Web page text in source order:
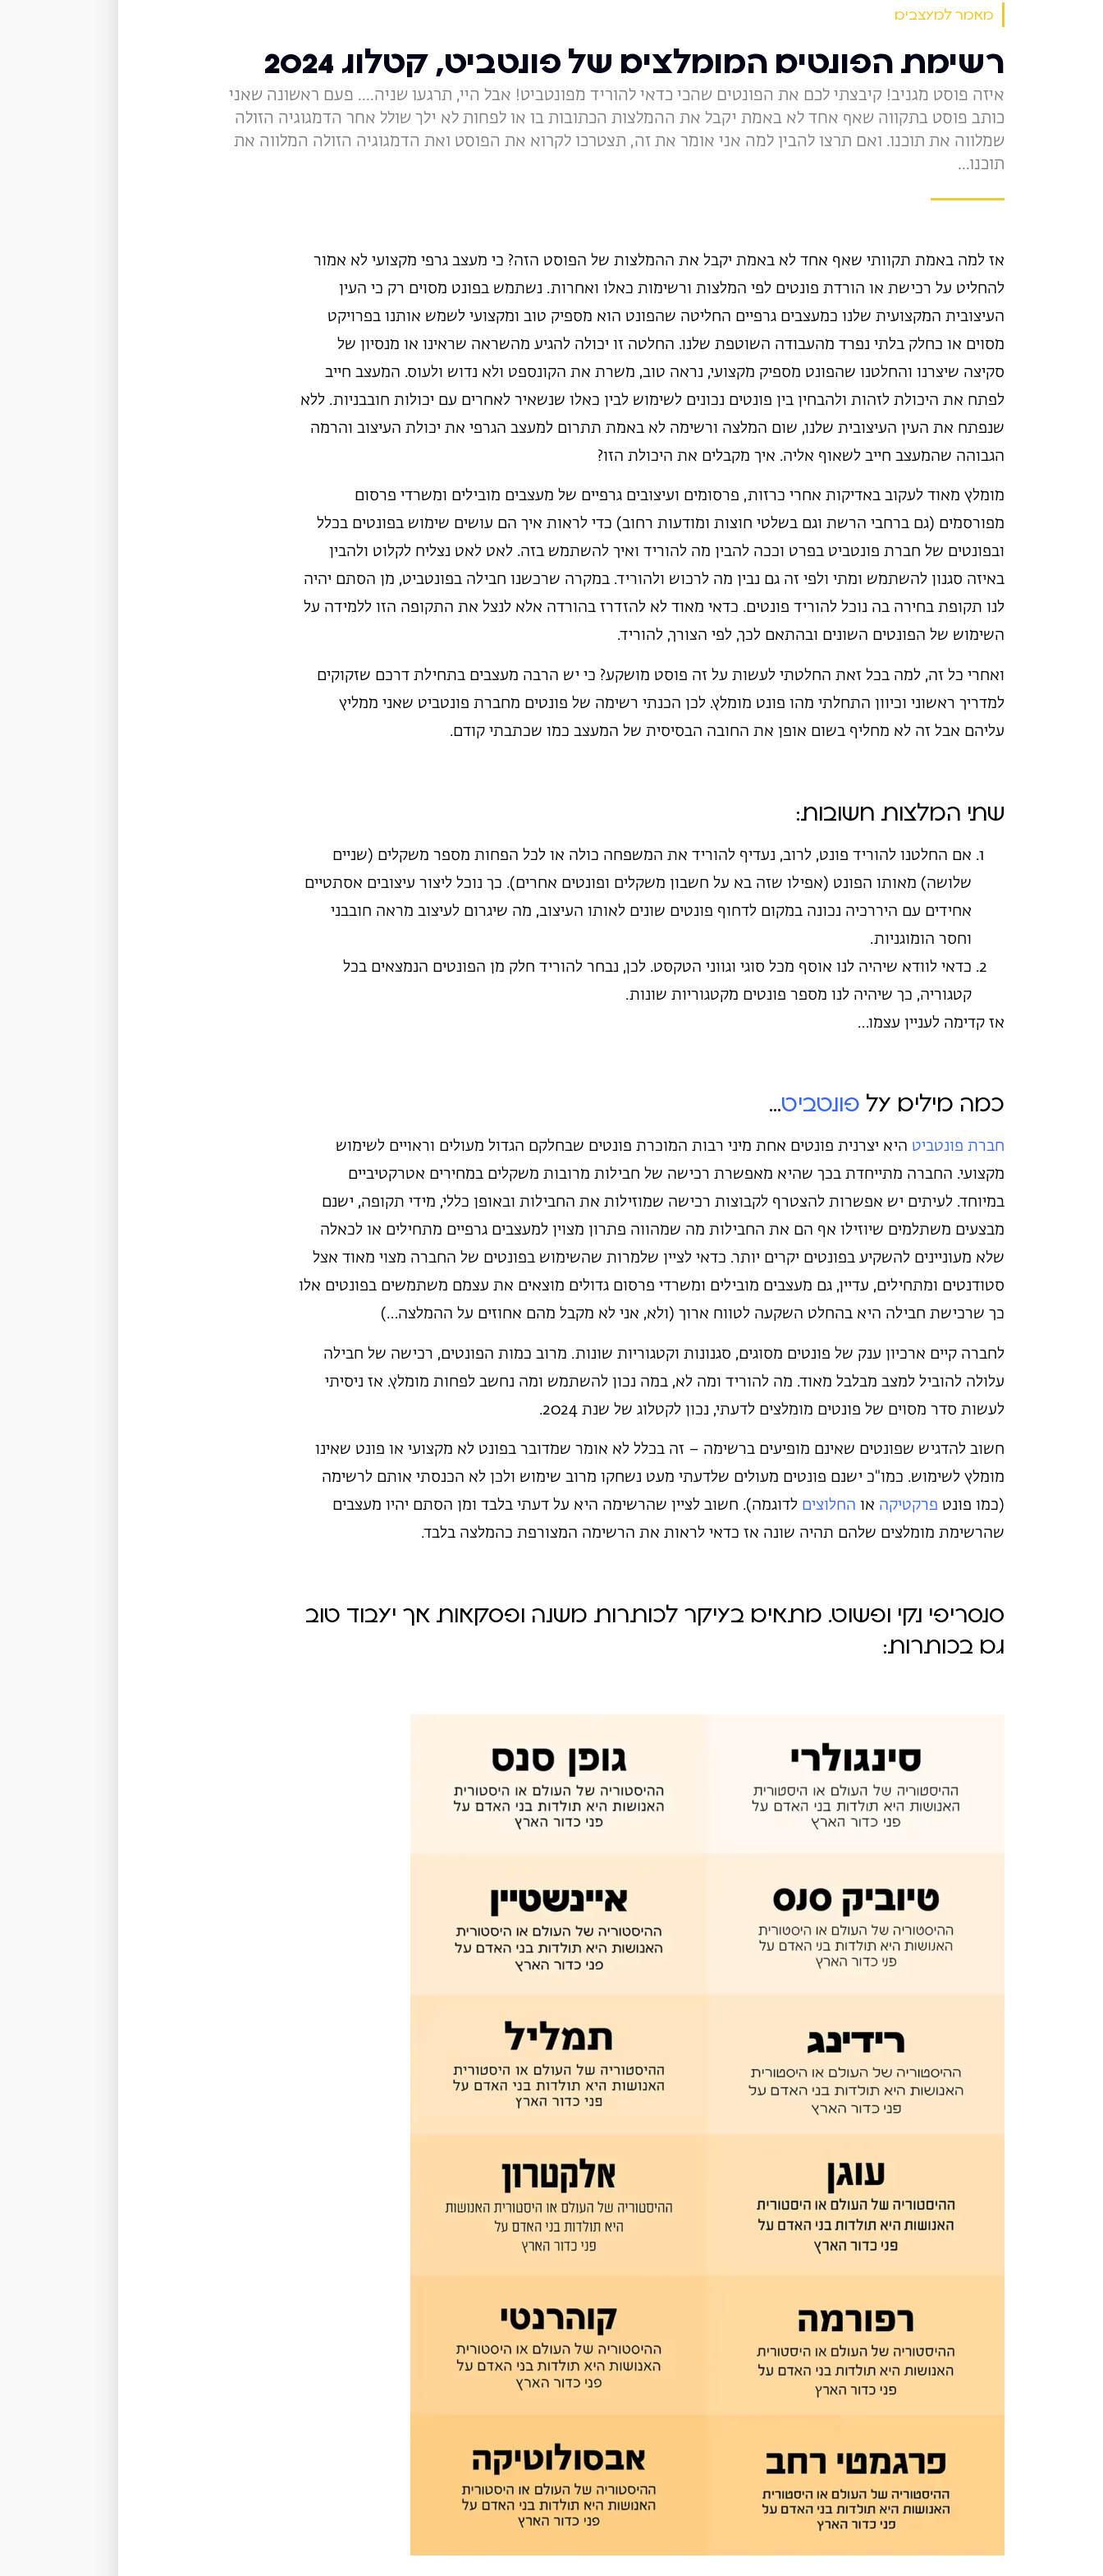
מאמר למעצבים
רשימת הפונטים המומלצים של פונטביט, קטלוג 2024
איזה פוסט מגניב! קיבצתי לכם את הפונטים שהכי כדאי להוריד מפונטביט! אבל היי, תרגעו שניה.... פעם ראשונה שאני
כותב פוסט בתקווה שאף אחד לא באמת יקבל את ההמלצות הכתובות בו או לפחות לא ילך שולל אחר הדמגוגיה הזולה
שמלווה את תוכנו. ואם תרצו להבין למה אני אומר את זה, תצטרכו לקרוא את הפוסט ואת הדמגוגיה הזולה המלווה את
תוכנו...
אז למה באמת תקוותי שאף אחד לא באמת יקבל את ההמלצות של הפוסט הזה? כי מעצב גרפי מקצועי לא אמור
להחליט על רכישת או הורדת פונטים לפי המלצות ורשימות כאלו ואחרות. נשתמש בפונט מסוים רק כי העין
העיצובית המקצועית שלנו כמעצבים גרפיים החליטה שהפונט הוא מספיק טוב ומקצועי לשמש אותנו בפרויקט
מסוים או כחלק בלתי נפרד מהעבודה השוטפת שלנו. החלטה זו יכולה להגיע מהשראה שראינו או מנסיון של
סקיצה שיצרנו והחלטנו שהפונט מספיק מקצועי, נראה טוב, משרת את הקונספט ולא נדוש ולעוס. המעצב חייב
לפתח את היכולת לזהות ולהבחין בין פונטים נכונים לשימוש לבין כאלו שנשאיר לאחרים עם יכולות חובבניות. ללא
שנפתח את העין העיצובית שלנו, שום המלצה ורשימה לא באמת תתרום למעצב הגרפי את יכולת העיצוב והרמה
הגבוהה שהמעצב חייב לשאוף אליה. איך מקבלים את היכולת הזו?
מומלץ מאוד לעקוב באדיקות אחרי כרזות, פרסומים ועיצובים גרפיים של מעצבים מובילים ומשרדי פרסום
מפורסמים (גם ברחבי הרשת וגם בשלטי חוצות ומודעות רחוב) כדי לראות איך הם עושים שימוש בפונטים בכלל
ובפונטים של חברת פונטביט בפרט וככה להבין מה להוריד ואיך להשתמש בזה. לאט לאט נצליח לקלוט ולהבין
באיזה סגנון להשתמש ומתי ולפי זה גם נבין מה לרכוש ולהוריד. במקרה שרכשנו חבילה בפונטביט, מן הסתם יהיה
לנו תקופת בחירה בה נוכל להוריד פונטים. כדאי מאוד לא להזדרז בהורדה אלא לנצל את התקופה הזו ללמידה על
השימוש של הפונטים השונים ובהתאם לכך, לפי הצורך, להוריד.
ואחרי כל זה, למה בכל זאת החלטתי לעשות על זה פוסט מושקע? כי יש הרבה מעצבים בתחילת דרכם שזקוקים
למדריך ראשוני וכיוון התחלתי מהו פונט מומלץ. לכן הכנתי רשימה של פונטים מחברת פונטביט שאני ממליץ
עליהם אבל זה לא מחליף בשום אופן את החובה הבסיסית של המעצב כמו שכתבתי קודם.
שתי המלצות חשובות:
אם החלטנו להוריד פונט, לרוב, נעדיף להוריד את המשפחה כולה או לכל הפחות מספר משקלים (שניים
שלושה) מאותו הפונט (אפילו שזה בא על חשבון משקלים ופונטים אחרים). כך נוכל ליצור עיצובים אסתטיים
אחידים עם היררכיה נכונה במקום לדחוף פונטים שונים לאותו העיצוב, מה שיגרום לעיצוב מראה חובבני
וחסר הומוגניות.
כדאי לוודא שיהיה לנו אוסף מכל סוגי וגווני הטקסט. לכן, נבחר להוריד חלק מן הפונטים הנמצאים בכל
קטגוריה, כך שיהיה לנו מספר פונטים מקטגוריות שונות.
אז קדימה לעניין עצמו…
כמה מילים על פונטביט…
חברת פונטביט היא יצרנית פונטים אחת מיני רבות המוכרת פונטים שבחלקם הגדול מעולים וראויים לשימוש
מקצועי. החברה מתייחדת בכך שהיא מאפשרת רכישה של חבילות מרובות משקלים במחירים אטרקטיביים
במיוחד. לעיתים יש אפשרות להצטרף לקבוצות רכישה שמוזילות את החבילות ובאופן כללי, מידי תקופה, ישנם
מבצעים משתלמים שיוזילו אף הם את החבילות מה שמהווה פתרון מצוין למעצבים גרפיים מתחילים או לכאלה
שלא מעוניינים להשקיע בפונטים יקרים יותר. כדאי לציין שלמרות שהשימוש בפונטים של החברה מצוי מאוד אצל
סטודנטים ומתחילים, עדיין, גם מעצבים מובילים ומשרדי פרסום גדולים מוצאים את עצמם משתמשים בפונטים אלו
כך שרכישת חבילה היא בהחלט השקעה לטווח ארוך (ולא, אני לא מקבל מהם אחוזים על ההמלצה…)
לחברה קיים ארכיון ענק של פונטים מסוגים, סגנונות וקטגוריות שונות. מרוב כמות הפונטים, רכישה של חבילה
עלולה להוביל למצב מבלבל מאוד. מה להוריד ומה לא, במה נכון להשתמש ומה נחשב לפחות מומלץ. אז ניסיתי
לעשות סדר מסוים של פונטים מומלצים לדעתי, נכון לקטלוג של שנת 2024.
חשוב להדגיש שפונטים שאינם מופיעים ברשימה – זה בכלל לא אומר שמדובר בפונט לא מקצועי או פונט שאינו
מומלץ לשימוש. כמו"כ ישנם פונטים מעולים שלדעתי מעט נשחקו מרוב שימוש ולכן לא הכנסתי אותם לרשימה
(כמו פונט פרקטיקה או החלוצים לדוגמה). חשוב לציין שהרשימה היא על דעתי בלבד ומן הסתם יהיו מעצבים
שהרשימת מומלצים שלהם תהיה שונה אז כדאי לראות את הרשימה המצורפת כהמלצה בלבד.
סנסריפי נקי ופשוט. מתאים בעיקר לכותרות משנה ופסקאות אך יעבוד טוב
גם בכותרות: